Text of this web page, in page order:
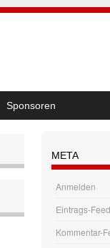
Sponsoren
META
Anmelden
Eintrags-Feed
Kommentar-